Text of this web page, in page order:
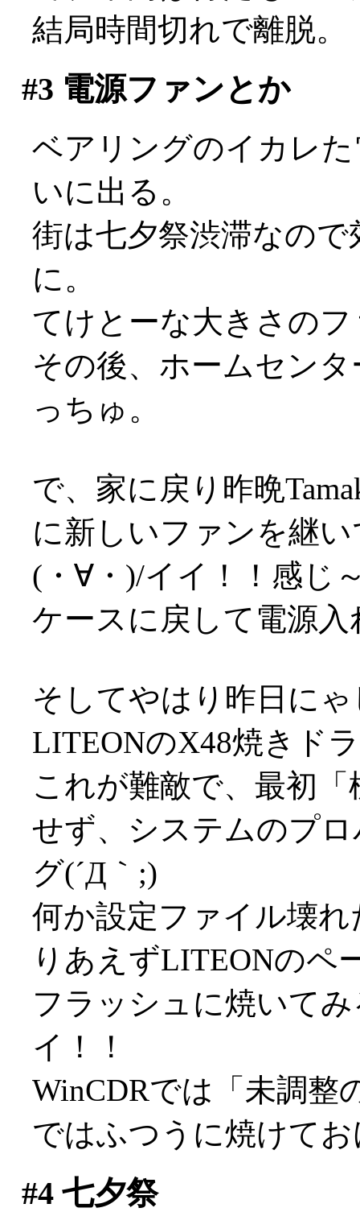
結局時間切れで離脱。
#3 電源ファンとか
ベアリングのイカレ
いに出る。
街は七夕祭渋滞なの
に。
てけとーな大きさの
その後、ホームセン
っちゅ。
で、家に戻り昨晩
に新しいファンを継
(・∀・)/イイ！！感じ
ケースに戻して電源
そしてやはり昨日に
LITEONのX48焼きド
これが難敵で、最初
せず、システムのプ
グ(´Д｀;)
何か設定ファイル壊
りあえずLITEONのペ
フラッシュに焼いて
イ！！
WinCDRでは「未調整
ではふつうに焼けて
#4七夕祭